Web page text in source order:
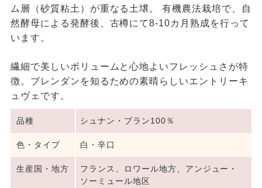
ム層（砂質粘土）が重なる土壌。 有機農法栽培で、自
然酵母による発酵後、古樽にて8-10カ月熟成を行って
います。
繊細で美しいボリュームと心地よいフレッシュさが特
徴。ブレンダンを知るための素晴らしいエントリーキ
ュヴェです。
品種 シュナン・ブラン100％
色・タイプ 白・辛口
生産国・地方
フランス、ロワール地方、アンジュー・
ソーミュール地区